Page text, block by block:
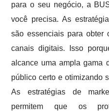
para o seu negócio, a
você precisa. As
são essenciais para obter
canais digitais. Isso
alcance uma ampla gama
público certo e otimizando
As estratégias de
permitem que os